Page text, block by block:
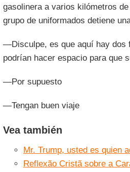
gasolinera a varios kilómetros de
grupo de uniformados detiene
—Disculpe, es que aquí hay dos
podrían hacer espacio para que
—Por supuesto
—Tengan buen viaje
Vea también
Mr. Trump, usted es quien
Reflexão Cristã sobre a